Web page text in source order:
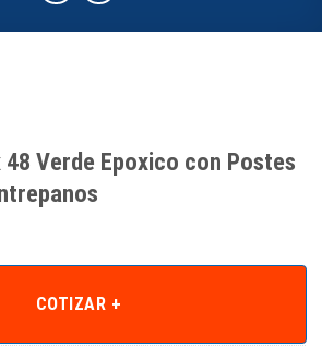
Verde Epoxico con Postes
COTIZAR +